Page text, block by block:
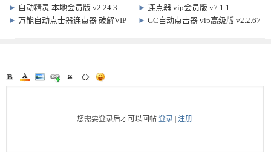
v2.9.6
任务自动化
► 自动精灵 本地会员版 v2.24.3 ►连点器 vip会员版 v7.1.1
►万能自动点击器连点器 破解VIP
►GC自动点击器 vip高级版 v2.2.67
您需要登录后才可以回帖登录 |注册